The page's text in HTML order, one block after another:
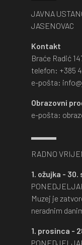
JAVNA
JASENOVAC
Kontakt
Braće Radić
telefon: +385
e-pošta:
Obrazovni
e-pošta:
RADNO
1. ožujka -
Muzej je
neradnim
1. prosinca -